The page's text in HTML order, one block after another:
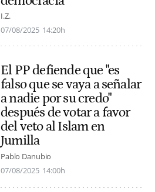
I.Z.
07/08/2025 14:20h
El PP defiende que "es
falso que se vaya a señalar
a nadie por su credo"
después de votar a favor
del veto al Islam en
Jumilla
Pablo Danubio
07/08/2025 14:00h